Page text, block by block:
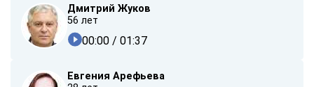
Дмитрий Жуков
56 лет
00:00 / 01:37
Евгения Арефьева